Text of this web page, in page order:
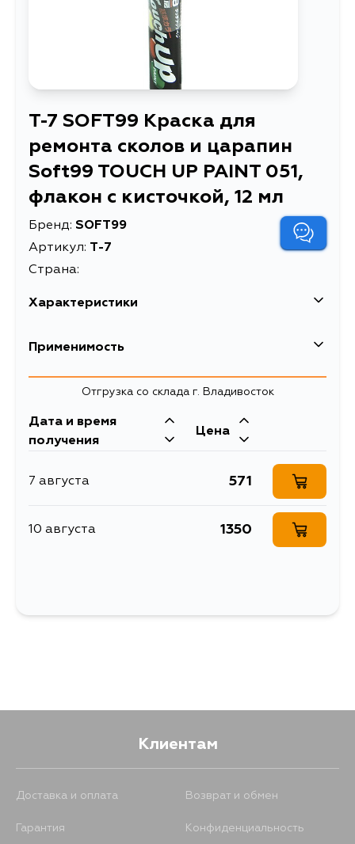
T-7 SOFT99 Краска для
ремонта сколов и царапин
Soft99 TOUCH UP PAINT 051,
флакон с кисточкой, 12 мл
Бренд: SOFT99
Артикул: T-7
Страна:
Характеристики
EAN-13 4975759170075
Описание
царапин Soft99 TOUCH UP PAINT
Применимость
Отгрузка со склада г. Владивосток
Дата и время
получения
Цена
7 августа 571
10 августа 1350
Клиентам
Доставка и оплата Возврат и обмен
Гарантия Конфиденциальность